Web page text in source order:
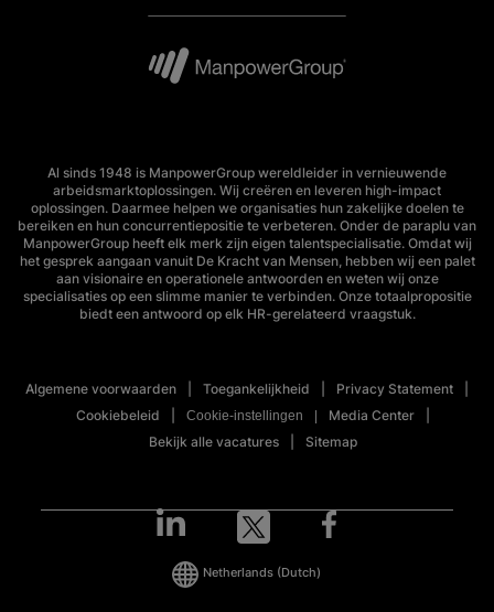
Al sinds 1948 is ManpowerGroup wereldleider in vernieuwende
arbeidsmarktoplossingen. Wij creëren en leveren high-impact
oplossingen. Daarmee helpen we organisaties hun zakelijke doelen te
bereiken en hun concurrentiepositie te verbeteren. Onder de paraplu van
ManpowerGroup heeft elk merk zijn eigen talentspecialisatie. Omdat wij
het gesprek aangaan vanuit De Kracht van Mensen, hebben wij een palet
aan visionaire en operationele antwoorden en weten wij onze
specialisaties op een slimme manier te verbinden. Onze totaalpropositie
biedt een antwoord op elk HR-gerelateerd vraagstuk.
Algemene voorwaarden Toegankelijkheid
Privacy Statement
Cookiebeleid
Cookie-instellingen
Media Center
Bekijk alle vacatures
Sitemap
Netherlands (Dutch)